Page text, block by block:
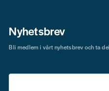
Nyhetsbrev
Bli medlem i vårt nyhetsbrev och ta